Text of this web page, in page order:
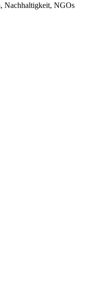
Nachhaltigkeit, NGOs